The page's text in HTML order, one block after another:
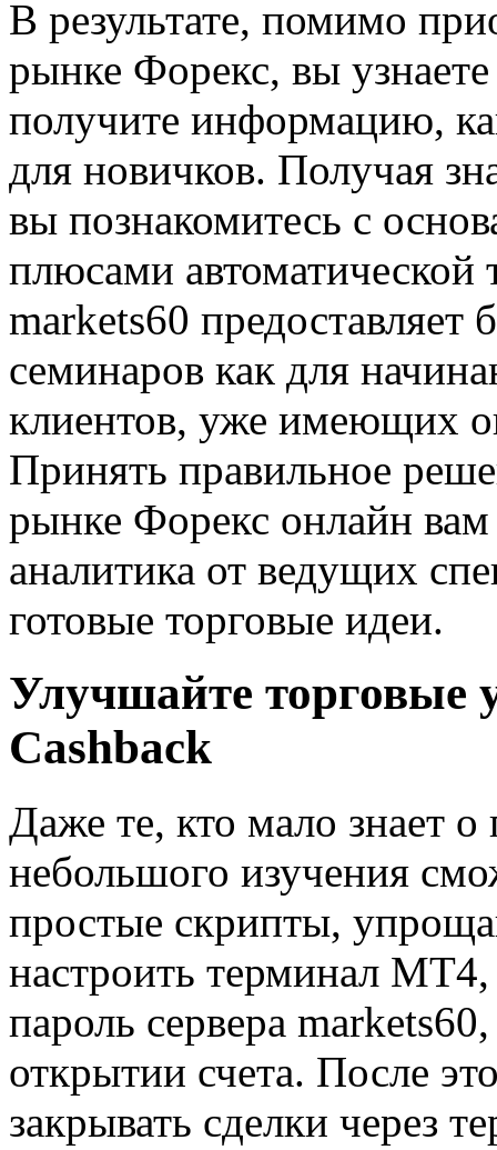
В результате, помимо
рынке Форекс, вы узнаете
получите информацию,
для новичков. Получая
вы познакомитесь с
плюсами автоматической
markets60 предоставляет
семинаров как для
клиентов, уже имеющих
Принять правильное
рынке Форекс онлайн
аналитика от ведущих
готовые торговые идеи.
Улучшайте торговые
Cashback
Даже те, кто мало знает
небольшого изучения
простые скрипты,
настроить терминал
пароль сервера
открытии счета. После
закрывать сделки через